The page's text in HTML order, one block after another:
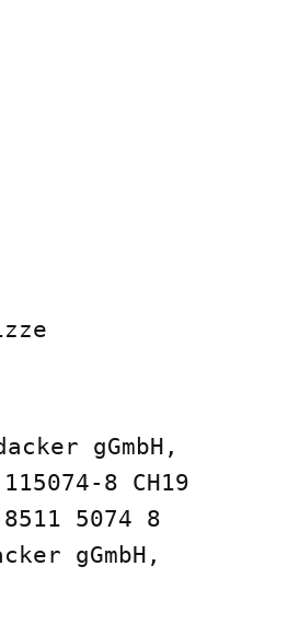
gGmbH,